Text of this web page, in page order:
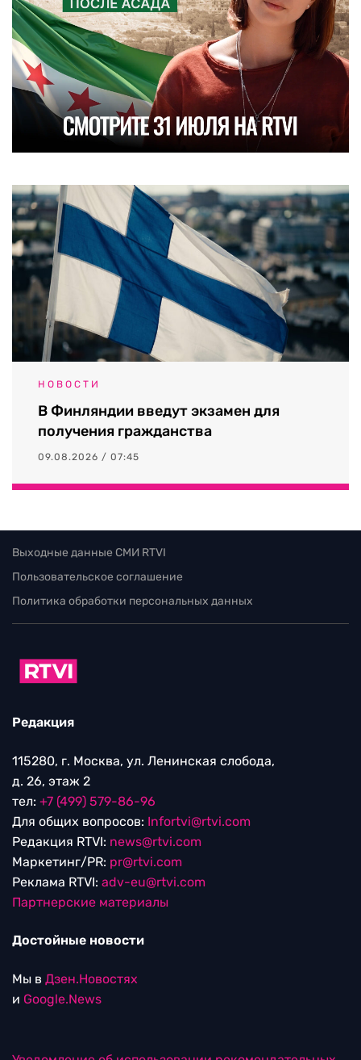
НОВОСТИ
В Финляндии введут экзамен для
получения гражданства
09.08.2026 / 07:45
Выходные данные СМИ RTVI
Пользовательское соглашение
Политика обработки персональных данных
Редакция
115280, г. Москва, ул. Ленинская слобода,
д. 26, этаж 2
тел: +7 (499) 579-86-96
Для общих вопросов: Infortvi@rtvi.com
Редакция RTVI: news@rtvi.com
Маркетинг/PR: pr@rtvi.com
Реклама RTVI: adv-eu@rtvi.com
Партнерские материалы
Достойные новости
Мы в Дзен.Новостях
и Google.News